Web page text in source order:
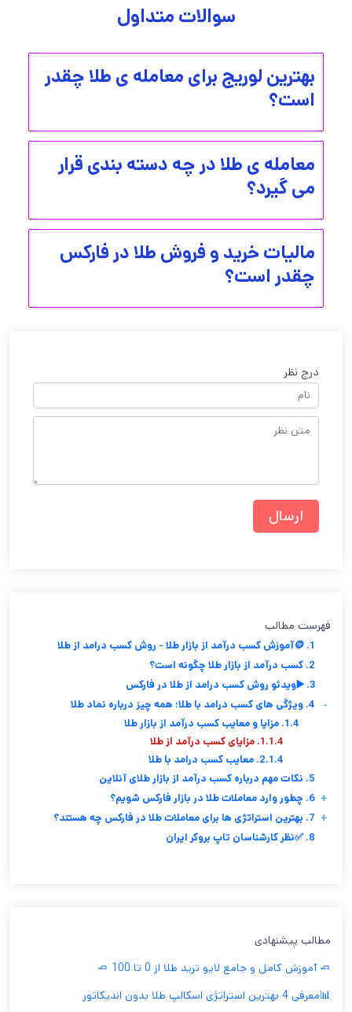
سوالات متداول
بهترین لوریج برای معامله ی طلا چقدر
است؟
معامله ی طلا در چه دسته بندی قرار
می گیرد؟
مالیات خرید و فروش طلا در فارکس
چقدر است؟
درج نظر
فهرست مطالب
1. 🪙آموزش کسب درآمد از بازار طلا - روش کسب درامد از طلا
2. کسب درآمد از بازار طلا چگونه است؟
3. ▶️ویدئو روش کسب درامد از طلا در فارکس
4. ویژگی های کسب درامد با طلا؛ همه چیز درباره نماد طلا
-
1.4. مزایا و معایب کسب درآمد از بازار طلا
1.1.4. مزایای کسب درآمد از طلا
2.1.4. معایب کسب درامد با طلا
5. نکات مهم درباره کسب درآمد از بازار طلای آنلاین
6. چطور وارد معاملات طلا در بازار فارکس شویم؟ +
7. بهترین استراتژی ها برای معاملات طلا در فارکس چه هستند؟ +
8. ✅نظر کارشناسان تاپ بروکر ایران
مطالب پیشنهادی
🧈 آموزش کامل و جامع لایو ترید طلا از 0 تا 100 🧈
📊معرفی 4 بهترین استراتژی اسکالپ طلا بدون اندیکاتور